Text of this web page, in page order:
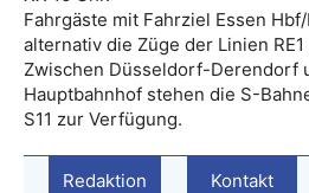
Fahrgäste mit Fahrziel Essen
alternativ die Züge der Linien
Zwischen Düsseldorf-Derendorf
Hauptbahnhof stehen die S-
S11 zur Verfügung.
Redaktion Kontakt